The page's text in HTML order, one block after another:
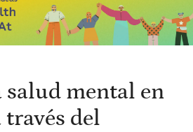
salud mental en
del